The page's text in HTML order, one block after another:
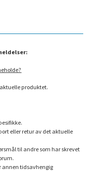
produktet.
eller retur av det aktuelle
til andre som har skrevet
annen tidsavhengig